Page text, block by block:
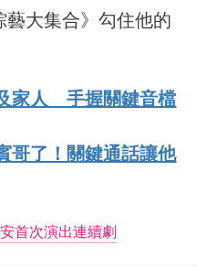
大集合》勾住他的
家人 手握關鍵音檔
哥了！關鍵通話讓他
首次演出連續劇